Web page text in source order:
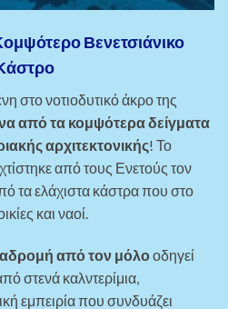
Βενετσιάνικο
στο νοτιοδυτικό άκρο της
από τα κομψότερα δείγματα
αρχιτεκτονικής! Το
από τους Ενετούς τον
τα ελάχιστα κάστρα που στο
και ναοί.
από τον μόλοοδηγεί
στενά καλντερίμια,
εμπειρία που συνδυάζει